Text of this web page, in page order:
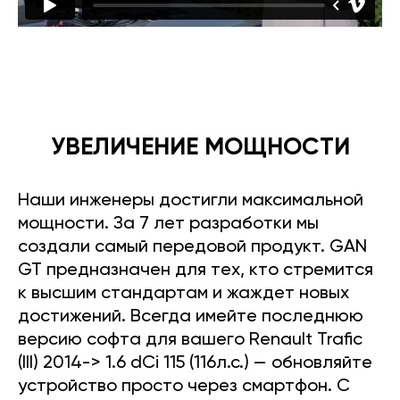
УВЕЛИЧЕНИЕ МОЩНОСТИ
Наши инженеры достигли максимальной
мощности. За 7 лет разработки мы
создали самый передовой продукт. GAN
GT предназначен для тех, кто стремится
к высшим стандартам и жаждет новых
достижений. Всегда имейте последнюю
версию софта для вашего Renault Trafic
(III) 2014-> 1.6 dCi 115 (116л.с.) — обновляйте
устройство просто через смартфон. С